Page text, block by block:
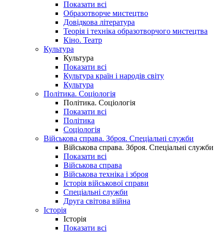
Показати всі
Образотворче мистецтво
Довідкова література
Теорія і техніка образотворчого мистецтва
Кіно. Театр
Культура
Культура
Показати всі
Культура країн і народів світу
Культура
Політика. Соціологія
Політика. Соціологія
Показати всі
Політика
Соціологія
Військова справа. Зброя. Спеціальні служби
Військова справа. Зброя. Спеціальні служби
Показати всі
Військова справа
Військова техніка і зброя
Історія військової справи
Спеціальні служби
Друга світова війна
Історія
Історія
Показати всі